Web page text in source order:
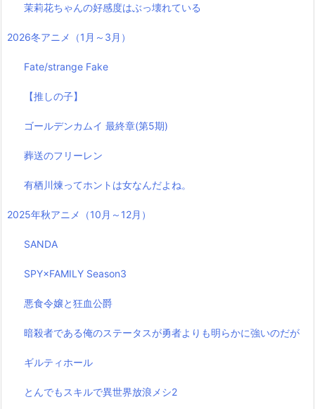
茉莉花ちゃんの好感度はぶっ壊れている
2026冬アニメ（1月～3月）
Fate/strange Fake
【推しの子】
ゴールデンカムイ 最終章(第5期)
葬送のフリーレン
有栖川煉ってホントは女なんだよね。
2025年秋アニメ（10月～12月）
SANDA
SPY×FAMILY Season3
悪食令嬢と狂血公爵
暗殺者である俺のステータスが勇者よりも明らかに強いのだが
ギルティホール
とんでもスキルで異世界放浪メシ2